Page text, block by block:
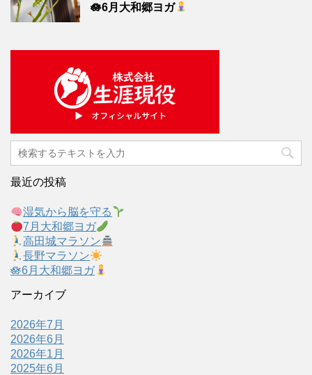
🪷6月大和郷ヨガ
最近の投稿
湿気から脳を守る
7月大和郷ヨガ
高田城マラソン
長野マラソン
🪷6月大和郷ヨガ
アーカイブ
2026年7月
2026年6月
2026年1月
2025年6月